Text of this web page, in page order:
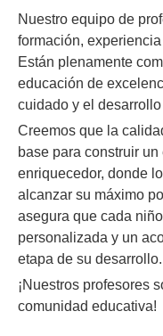
Mr.
Nuestro equipo de
formación,
Están plenamente
educación de
cuidado y el
Creemos que la
base para construir
enriquecedor, donde
alcanzar su máximo
asegura que cada
personalizada y un
etapa de su desarrollo.
¡Nuestros profesores
comunidad educativa!